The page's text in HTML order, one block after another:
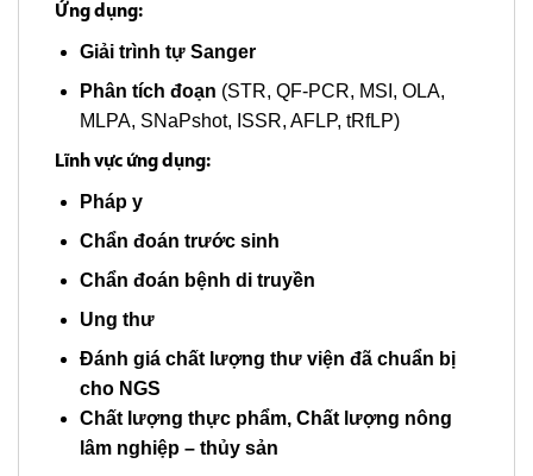
Ứng dụng:
Giải trình tự Sanger
Phân tích đoạn (STR, QF-PCR, MSI, OLA,
MLPA, SNaPshot, ISSR, AFLP, tRfLP)
Lĩnh vực ứng dụng:
Pháp y
Chẩn đoán trước sinh
Chẩn đoán bệnh di truyền
Ung thư
Đánh giá chất lượng thư viện đã chuẩn bị
cho NGS
Chất lượng thực phẩm, Chất lượng nông
lâm nghiệp – thủy sản